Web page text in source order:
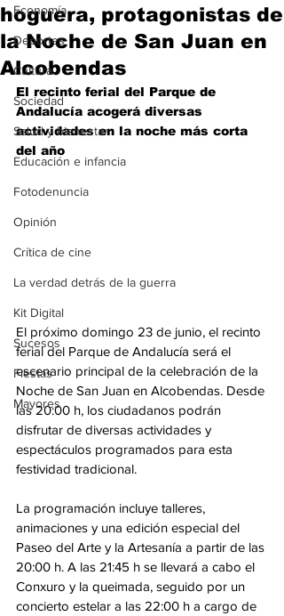
Economía
Deportes
Cultura
Sociedad
Salud y bienestar
Educación e infancia
Fotodenuncia
Opinión
Crítica de cine
La verdad detrás de la guerra
Kit Digital
Sucesos
Fiestas
Mayores
hoguera, protagonistas de
la Noche de San Juan en
Alcobendas
El recinto ferial del Parque de
Andalucía acogerá diversas
actividades en la noche más corta
del año
El próximo domingo 23 de junio, el recinto
ferial del Parque de Andalucía será el
escenario principal de la celebración de la
Noche de San Juan en Alcobendas. Desde
las 20:00 h, los ciudadanos podrán
disfrutar de diversas actividades y
espectáculos programados para esta
festividad tradicional.
La programación incluye talleres,
animaciones y una edición especial del
Paseo del Arte y la Artesanía a partir de las
20:00 h. A las 21:45 h se llevará a cabo el
Conxuro y la queimada, seguido por un
concierto estelar a las 22:00 h a cargo de